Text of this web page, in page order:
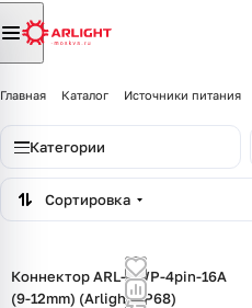
Главная Каталог Источники питания
Категории
Сортировка
Коннектор ARL-CWP-4pin-16A
(9-12mm) (Arlight, IP68)